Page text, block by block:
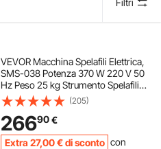
VEVOR Macchina Spelafili Elettrica,
SMS-038 Potenza 370 W 220 V 50
Hz Peso 25 kg Strumento Spelafili
Blu Materiale Alluminio, Acrilico,
Filo di Rame per Gestire
Contemporaneamente Diversi Tipi
di Fili
(205)
26690€
Extra 27,00 €di sconto con